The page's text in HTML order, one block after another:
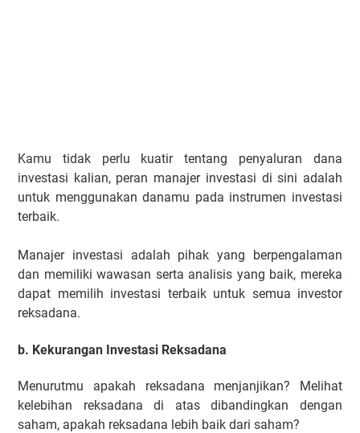
Kamu tidak perlu kuatir tentang penyaluran dana
investasi kalian, peran manajer investasi di sini adalah
untuk menggunakan danamu pada instrumen investasi
terbaik.
Manajer investasi adalah pihak yang berpengalaman
dan memiliki wawasan serta analisis yang baik, mereka
dapat memilih investasi terbaik untuk semua investor
reksadana.
b. Kekurangan Investasi Reksadana
Menurutmu apakah reksadana menjanjikan? Melihat
kelebihan reksadana di atas dibandingkan dengan
saham, apakah reksadana lebih baik dari saham?